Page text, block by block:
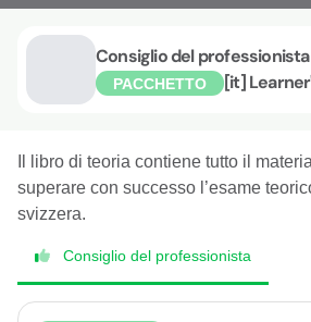
Consiglio del professionista
PACCHETTO [it]
Il libro di teoria contiene tutto il
superare con successo l’esame
svizzera.
Consiglio del professionista